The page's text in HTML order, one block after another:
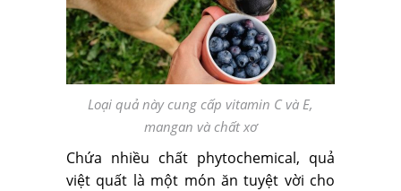
Loại quả này cung cấp vitamin C và E,
mangan và chất xơ
Chứa nhiều chất phytochemical, quả
việt quất là một món ăn tuyệt vời cho